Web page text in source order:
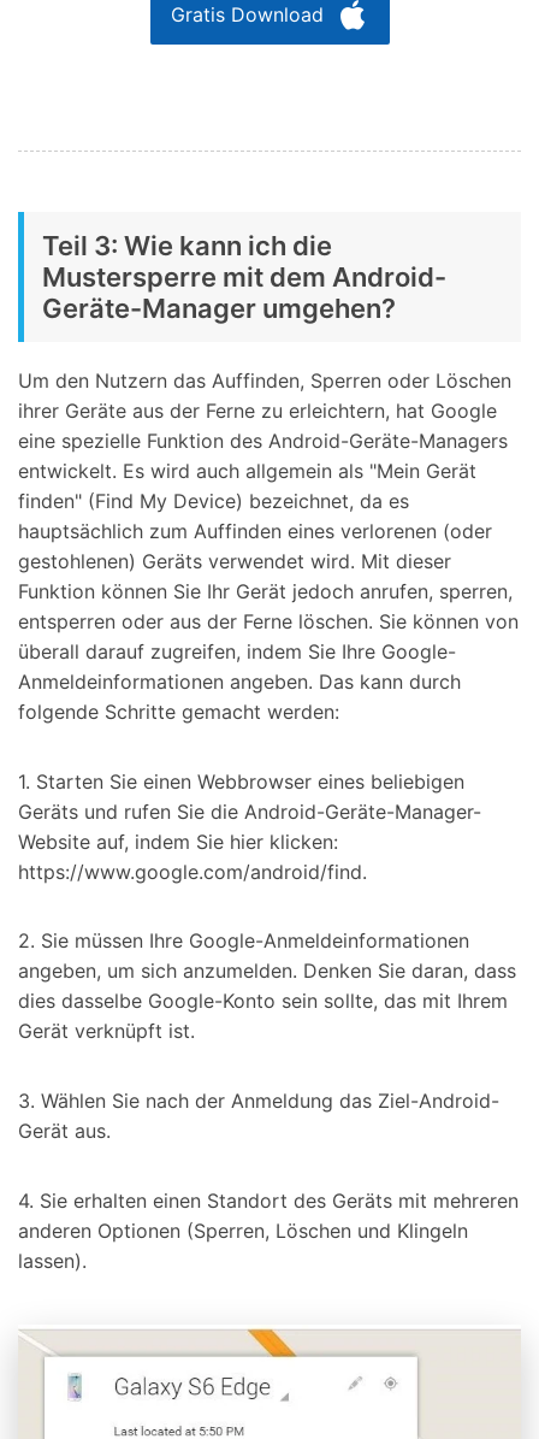
Gratis Download
Teil 3: Wie kann ich die
Mustersperre mit dem Android-
Geräte-Manager umgehen?
Um den Nutzern das Auffinden, Sperren oder Löschen
ihrer Geräte aus der Ferne zu erleichtern, hat Google
eine spezielle Funktion des Android-Geräte-Managers
entwickelt. Es wird auch allgemein als "Mein Gerät
finden" (Find My Device) bezeichnet, da es
hauptsächlich zum Auffinden eines verlorenen (oder
gestohlenen) Geräts verwendet wird. Mit dieser
Funktion können Sie Ihr Gerät jedoch anrufen, sperren,
entsperren oder aus der Ferne löschen. Sie können von
überall darauf zugreifen, indem Sie Ihre Google-
Anmeldeinformationen angeben. Das kann durch
folgende Schritte gemacht werden:
1. Starten Sie einen Webbrowser eines beliebigen
Geräts und rufen Sie die Android-Geräte-Manager-
Website auf, indem Sie hier klicken:
https://www.google.com/android/find.
2. Sie müssen Ihre Google-Anmeldeinformationen
angeben, um sich anzumelden. Denken Sie daran, dass
dies dasselbe Google-Konto sein sollte, das mit Ihrem
Gerät verknüpft ist.
3. Wählen Sie nach der Anmeldung das Ziel-Android-
Gerät aus.
4. Sie erhalten einen Standort des Geräts mit mehreren
anderen Optionen (Sperren, Löschen und Klingeln
lassen).